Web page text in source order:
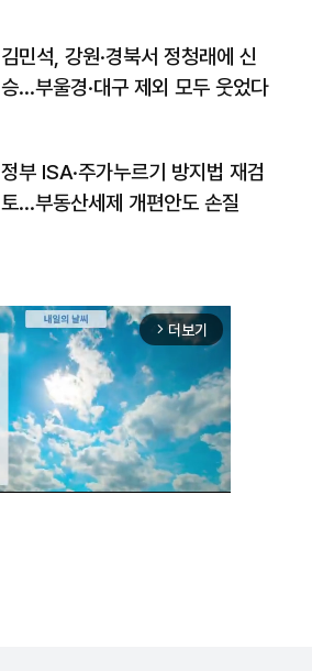
김민석, 강원·경북서 정청래에 신
승…부울경·대구 제외 모두 웃었다
정부 ISA·주가누르기 방지법 재검
토…부동산세제 개편안도 손질
arrow_forward_ios 더보기